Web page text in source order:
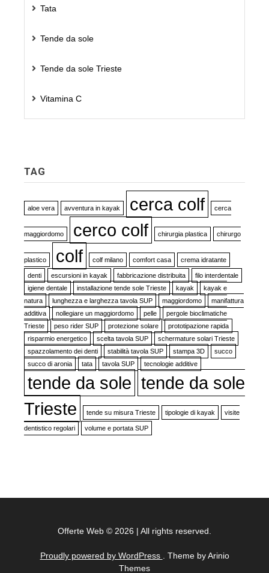
Tata
Tende da sole
Tende da sole Trieste
Vitamina C
TAG
aloe vera avventura in kayak cerca colf cerca
maggiordomo cerco colf chirurgia plastica chirurgo
plastico colf colf milano comfort casa crema idratante
denti escursioni in kayak fabbricazione distribuita
filo interdentale
igiene dentale
installazione tende sole Trieste kayak
kayak e
natura
lunghezza e larghezza tavola SUP maggiordomo
manifattura
additiva
nollegiare un maggiordomo pelle
pergole bioclimatiche
Trieste
peso rider SUP protezione solare
prototipazione rapida
risparmio energetico
scelta tavola SUP
schermature solari Trieste
spazzolamento dei denti
stabilità tavola SUP stampa 3D
succo
succo di aronia
tata tavola SUP tecnologie additive
tende da sole tende da sole
Trieste
tende su misura Trieste tipologie di kayak visite
dentistico regolari volume e portata SUP
Offerte Web © 2026 | All rights reserved.
Proudly powered by WordPress
. Theme by Arinio
Themes